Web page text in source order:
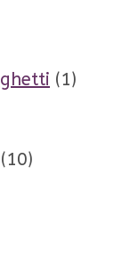
11
1010